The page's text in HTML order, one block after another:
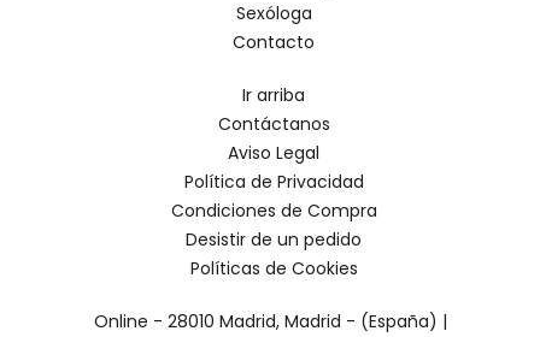
Sexóloga
Contacto
Ir arriba
Contáctanos
Aviso Legal
Política de Privacidad
Condiciones de Compra
Desistir de un pedido
Políticas de Cookies
Online - 28010 Madrid, Madrid - (España) |